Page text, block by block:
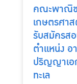
คณะพาณิช
เกษตรศา
รับสมัครส
ตำแหน่ง
ปริญญาเอ
ทะเล